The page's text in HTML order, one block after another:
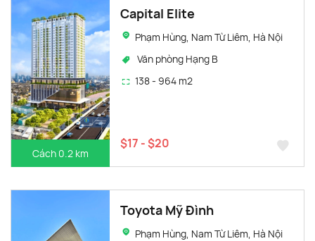
Cách 0.2 km
Capital Elite
Phạm Hùng, Nam Từ Liêm, Hà Nội
Văn phòng Hạng B
138 - 964 m2
$17 - $20
Toyota Mỹ Đình
Phạm Hùng, Nam Từ Liêm, Hà Nội